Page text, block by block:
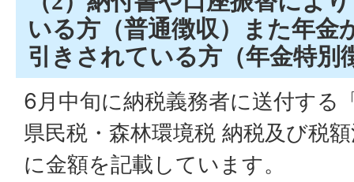
いる方（普通徴収）また年金
引きされている方（年金特別
6月中旬に納税義務者に送付する
県民税・森林環境税 納税及び税
に金額を記載しています。